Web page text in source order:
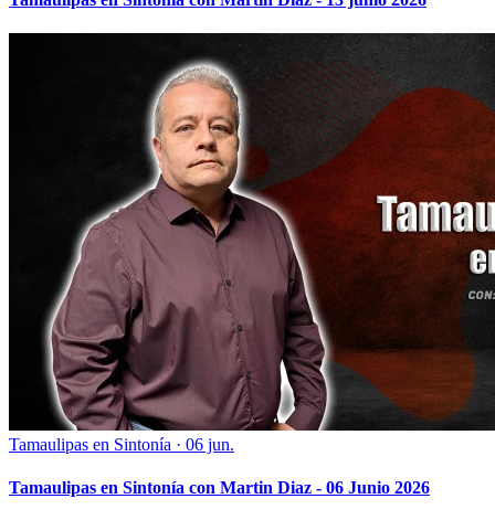
Tamaulipas en Sintonía · 06 jun.
Tamaulipas en Sintonía con Martin Diaz - 06 Junio 2026